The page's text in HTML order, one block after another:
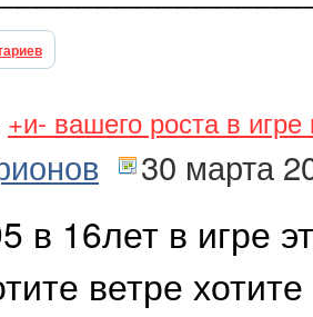
+и- вашего роста в
30 марта
в 16лет в игре
ветре